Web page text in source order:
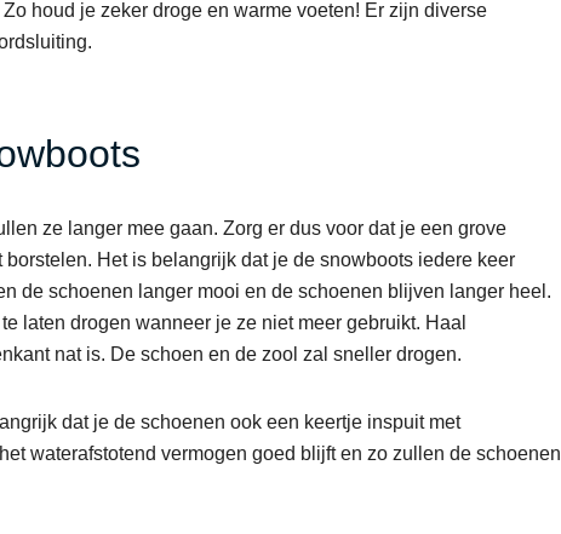
houd je zeker droge en warme voeten! Er zijn diverse
ze langer mee gaan. Zorg er dus voor dat je een grove
Het is belangrijk dat je de snowboots iedere keer
de schoenen langer mooi en de schoenen blijven langer heel.
laten drogen wanneer je ze niet meer gebruikt. Haal
nat is. De schoen en de zool zal sneller drogen.
dat je de schoenen ook een keertje inspuit met
waterafstotend vermogen goed blijft en zo zullen de schoenen